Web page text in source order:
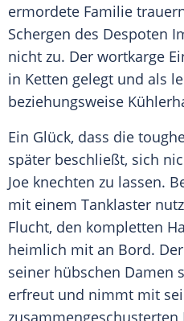
ermordete Familie
Schergen des Despoten
nicht zu. Der wortkarge
in Ketten gelegt und als
beziehungsweise
Ein Glück, dass die
später beschließt, sich
Joe knechten zu lassen.
mit einem Tanklaster
Flucht, den kompletten
heimlich mit an Bord.
seiner hübschen Damen
erfreut und nimmt mit